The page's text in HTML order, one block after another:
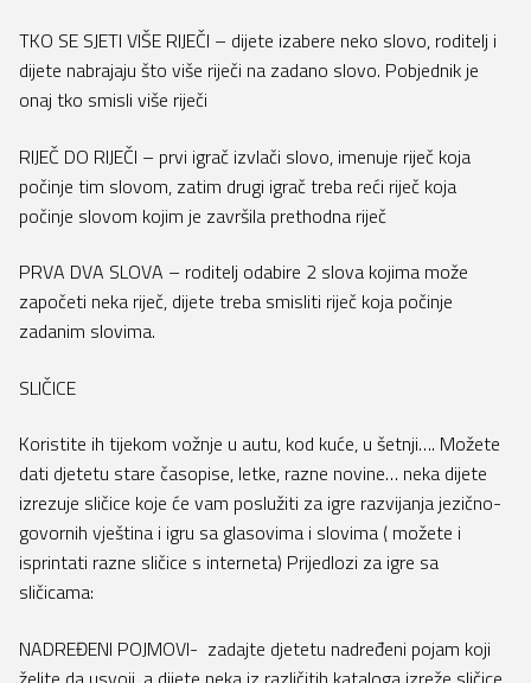
TKO SE SJETI VIŠE RIJEČI – dijete izabere neko slovo, roditelj i
dijete nabrajaju što više riječi na zadano slovo. Pobjednik je
onaj tko smisli više riječi
RIJEČ DO RIJEČI – prvi igrač izvlači slovo, imenuje riječ koja
počinje tim slovom, zatim drugi igrač treba reći riječ koja
počinje slovom kojim je završila prethodna riječ
PRVA DVA SLOVA – roditelj odabire 2 slova kojima može
započeti neka riječ, dijete treba smisliti riječ koja počinje
zadanim slovima.
SLIČICE
Koristite ih tijekom vožnje u autu, kod kuće, u šetnji…. Možete
dati djetetu stare časopise, letke, razne novine… neka dijete
izrezuje sličice koje će vam poslužiti za igre razvijanja jezično-
govornih vještina i igru sa glasovima i slovima ( možete i
isprintati razne sličice s interneta) Prijedlozi za igre sa
sličicama:
NADREĐENI POJMOVI- zadajte djetetu nadređeni pojam koji